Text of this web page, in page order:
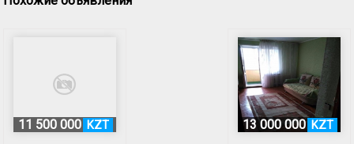
11 500 000 KZT 13 000 000 KZT